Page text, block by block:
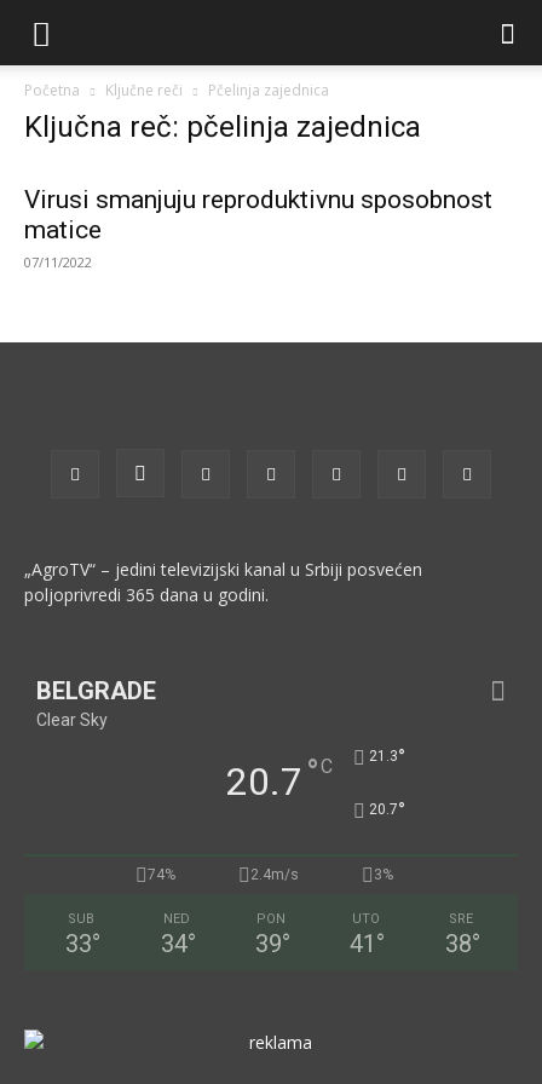
Početna Ključne reči Pčelinja zajednica
Ključna reč: pčelinja zajednica
Virusi smanjuju reproduktivnu sposobnost
matice
07/11/2022
„AgroTV“ – jedini televizijski kanal u Srbiji posvećen
poljoprivredi 365 dana u godini.
BELGRADE
Clear Sky
20.7 °C 21.3°
20.7°
74% 2.4m/s 3%
SUB
33°
NED
34°
PON
39°
UTO
41 °
SRE
38°